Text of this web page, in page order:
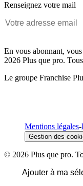
Renseignez votre mail
En vous abonnant,
2026 Plus que pro.
Le groupe Franchise
Mentions légales-
Gestion des
© 2026 Plus que pro.
Ajouter à ma